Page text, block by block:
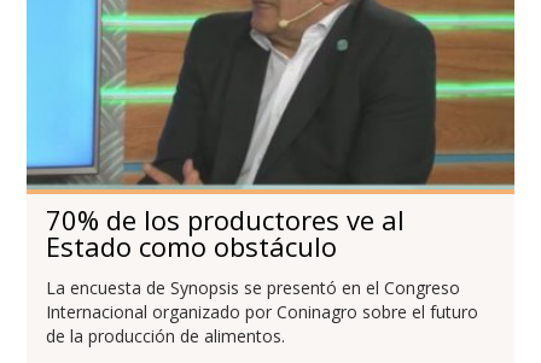
70% de los productores ve al
Estado como obstáculo
La encuesta de Synopsis se presentó en el Congreso
Internacional organizado por Coninagro sobre el futuro
de la producción de alimentos.